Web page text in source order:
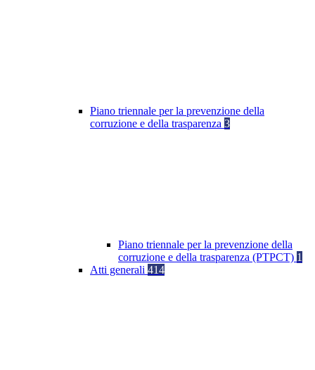
Piano triennale per la prevenzione della
corruzione e della trasparenza 3
Piano triennale per la prevenzione della
corruzione e della trasparenza (PTPCT) 1
Atti generali 414